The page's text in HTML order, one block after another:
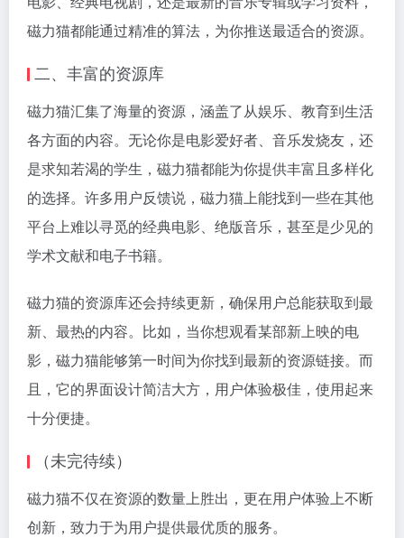
磁力猫都能通过精准的算法，为你推送最适合的资源。
二、丰富的资源库
磁力猫汇集了海量的资源，涵盖了从娱乐、教育到生活
各方面的内容。无论你是电影爱好者、音乐发烧友，还
是求知若渴的学生，磁力猫都能为你提供丰富且多样化
的选择。许多用户反馈说，磁力猫上能找到一些在其他
平台上难以寻觅的经典电影、绝版音乐，甚至是少见的
学术文献和电子书籍。
磁力猫的资源库还会持续更新，确保用户总能获取到最
新、最热的内容。比如，当你想观看某部新上映的电
影，磁力猫能够第一时间为你找到最新的资源链接。而
且，它的界面设计简洁大方，用户体验极佳，使用起来
十分便捷。
（未完待续）
磁力猫不仅在资源的数量上胜出，更在用户体验上不断
创新，致力于为用户提供最优质的服务。